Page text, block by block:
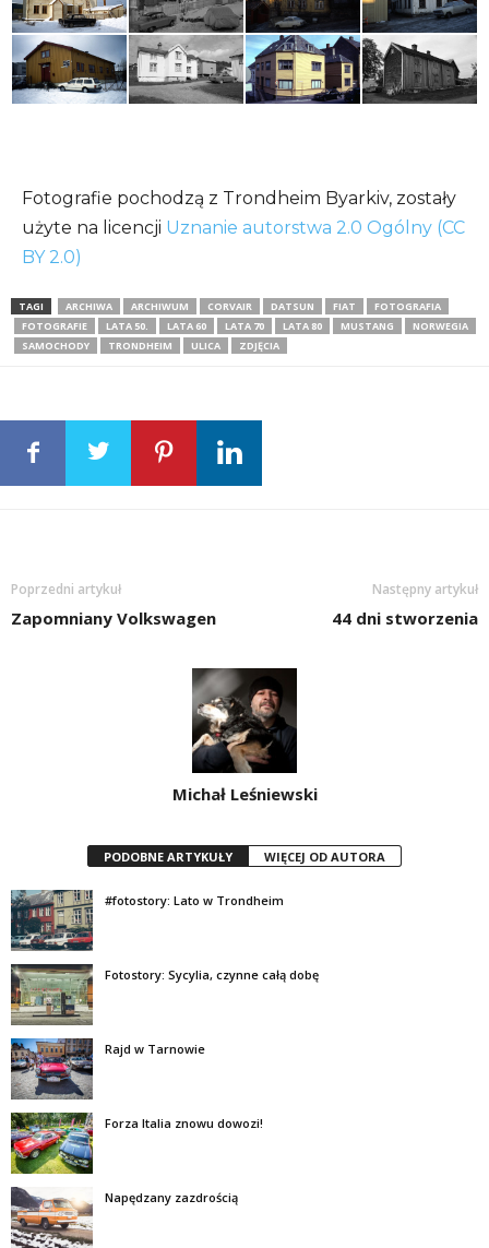
Fotografie pochodzą z Trondheim Byarkiv, zostały
użyte na licencji Uznanie autorstwa 2.0 Ogólny (CC
BY 2.0)
TAGI ARCHIWA ARCHIWUM CORVAIR DATSUN FIAT
FOTOGRAFIA
FOTOGRAFIE
LATA 50. LATA 60 LATA 70 LATA 80 MUSTANG
NORWEGIA
SAMOCHODY
TRONDHEIM ULICA ZDJĘCIA
Poprzedni artykuł
Zapomniany Volkswagen
Następny artykuł
44 dni stworzenia
Michał Leśniewski
PODOBNE ARTYKUŁY WIĘCEJ OD AUTORA
#fotostory: Lato w Trondheim
Fotostory: Sycylia, czynne całą dobę
Rajd w Tarnowie
Forza Italia znowu dowozi!
Napędzany zazdrością